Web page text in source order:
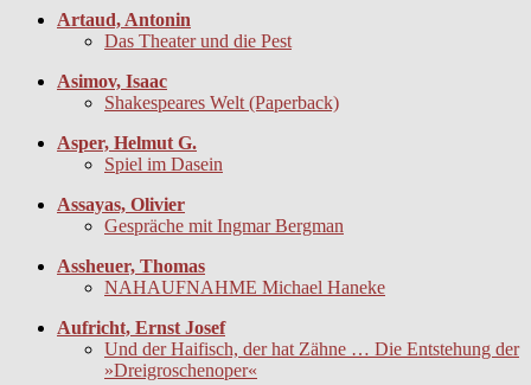
Artaud, Antonin
Das Theater und die Pest
Asimov, Isaac
Shakespeares Welt (Paperback)
Asper, Helmut G.
Spiel im Dasein
Assayas, Olivier
Gespräche mit Ingmar Bergman
Assheuer, Thomas
NAHAUFNAHME Michael Haneke
Aufricht, Ernst Josef
Und der Haifisch, der hat Zähne … Die Entstehung der
»Dreigroschenoper«